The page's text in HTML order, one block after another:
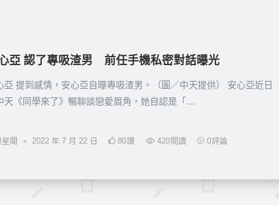
亞 認了專吸渣男 前任手機私密對話曝光
亞 提到感情，安心亞自曝專吸渣男。（圖／中天提供） 安心亞近日
天《同學來了》暢聊談戀愛眉角，她自認是「…
聞 • 2022 年 7 月 22 日 80讚 420 閱讀 0評論